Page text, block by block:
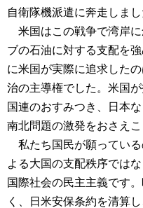
自衛隊機派遣に奔走しまし
米国はこの戦争で湾岸に
ブの石油に対する支配を
に米国が実際に追求した
治の主導権でした。米国
国連のおすみつき、日本
南北問題の激発をおさえこ
私たち国民が願っている
よる大国の支配秩序では
国際社会の民主主義です
く、日米安保条約を清算